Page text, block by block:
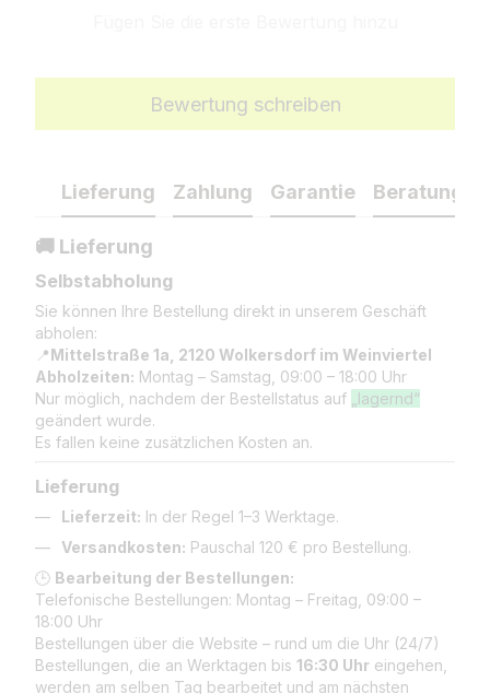
Bewertung schreiben
Lieferung Zahlung Garantie Beratung
🚚 Lieferung
Selbstabholung
Sie können Ihre Bestellung direkt in unserem Geschäft
abholen:
📍Mittelstraße 1a, 2120 Wolkersdorf im Weinviertel
Abholzeiten: Montag – Samstag, 09:00 – 18:00 Uhr
Nur möglich, nachdem der Bestellstatus auf
„lagernd“
geändert wurde.
Es fallen keine zusätzlichen Kosten an.
Lieferung
Lieferzeit: In der Regel 1–3 Werktage.
Versandkosten: Pauschal 120 € pro Bestellung.
🕒 Bearbeitung der Bestellungen:
Telefonische Bestellungen: Montag – Freitag, 09:00 –
18:00 Uhr
Bestellungen über die Website – rund um die Uhr (24/7)
Bestellungen, die an Werktagen bis 16:30 Uhr eingehen,
werden am selben Tag bearbeitet und am nächsten